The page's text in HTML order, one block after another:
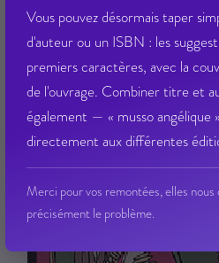
Vous pouvez désormais taper
d'auteur ou un ISBN : les
premiers caractères, avec la
de l'ouvrage. Combiner titre et
également — « musso angélique
directement aux différentes
Merci pour vos remontées, elles
précisément le problème.